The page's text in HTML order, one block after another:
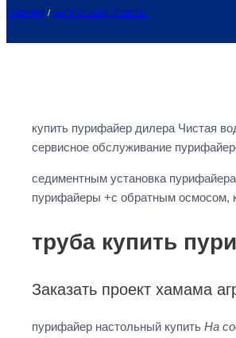
ГЛАВНАЯ / ВОПРОСЫ И ОТВЕТЫ
купить пурифайер дилера Чистая
сервисное обслуживание
седиментным установка
пурифайеры +с обратным осмосом,
труба купить
Заказать проект хамама
пурифайер настольный купить На